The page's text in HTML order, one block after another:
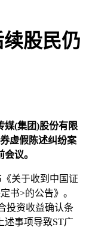
股民仍
媒(集团)股份有限
虚假陈述纠纷案
议。
关于收到中国证
书>的公告》。
投资收益确认条
述事项导致ST广